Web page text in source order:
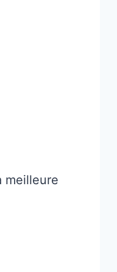
meilleure